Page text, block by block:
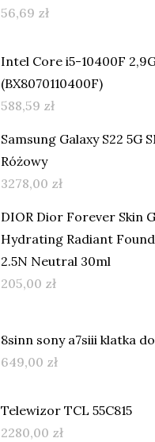
56,69 zł
Intel Core i5-10400F
(BX8070110400F)
588,59 zł
Samsung Galaxy S22 5G
Różowy
3278,00 zł
DIOR Dior Forever Skin
Hydrating Radiant
2.5N Neutral 30ml
205,00 zł
8sinn sony a7siii klatka
649,00 zł
Telewizor TCL 55C815
2280,00 zł